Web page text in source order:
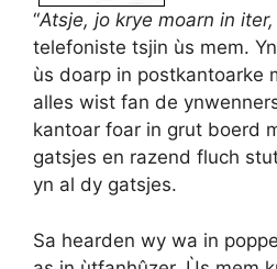
“Atsje, jo krye moarn in iter,
telefoniste tsjin ùs mem.
ùs doarp in postkantoarke
alles wist fan de
kantoar foar in grut boerd
gatsjes en razend fluch
yn al dy gatsjes.
Sa hearden wy wa in